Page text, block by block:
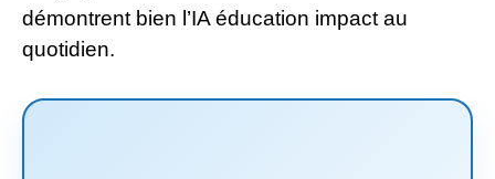
démontrent bien l’IA éducation impact au
quotidien.